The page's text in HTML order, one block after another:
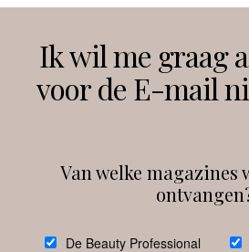
Instagram
Ik wil me graag
voor de E-mail
Van welke magazines
De Beauty Professional